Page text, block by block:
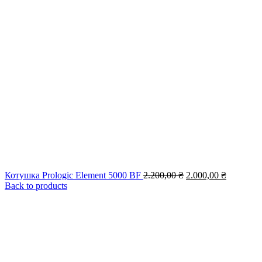
Котушка Prologic Element 5000 BF 2.200,00₴ Оригінальна
2.000,00 ₴Поточна
Back to products